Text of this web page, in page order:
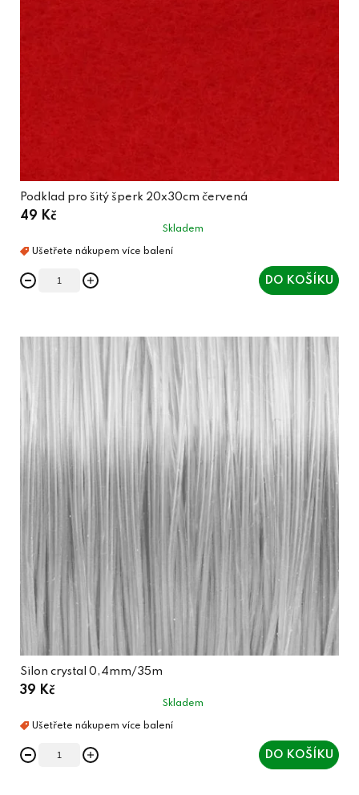
Podklad pro šitý šperk 20x30cm červená
49 Kč
Skladem
DO KOŠÍKU
Silon crystal 0,4mm/35m
39 Kč
Skladem
DO KOŠÍKU